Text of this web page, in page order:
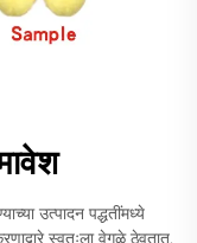
उत्पादन पद्धतींमध्ये
स्वतःला वेगळे ठेवतात.